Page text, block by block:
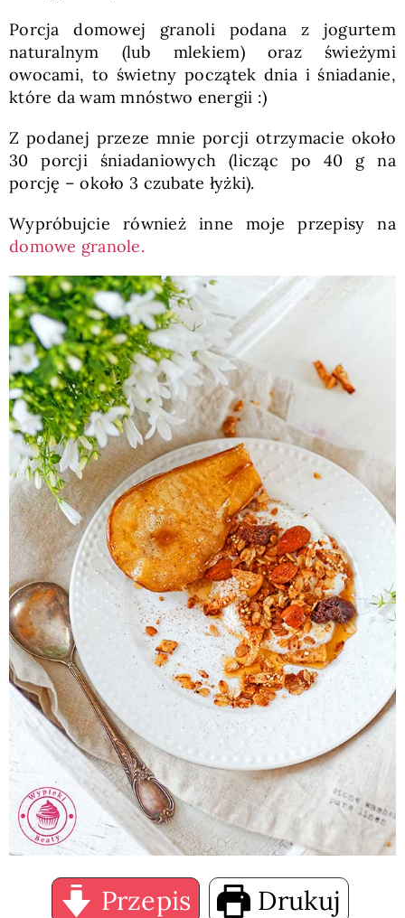
Porcja domowej granoli podana z jogurtem
naturalnym (lub mlekiem) oraz świeżymi
owocami, to świetny początek dnia i śniadanie,
które da wam mnóstwo energii :)
Z podanej przeze mnie porcji otrzymacie około
30 porcji śniadaniowych (licząc po 40 g na
porcję – około 3 czubate łyżki).
Wypróbujcie również inne moje przepisy na
domowe granole.
Przepis Drukuj